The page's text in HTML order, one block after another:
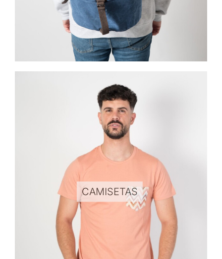
CAMISETAS